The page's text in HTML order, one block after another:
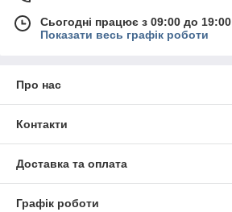
Сьогодні працює з 09:00 до 19:00
Показати весь графік роботи
Про нас
Контакти
Доставка та оплата
Графік роботи